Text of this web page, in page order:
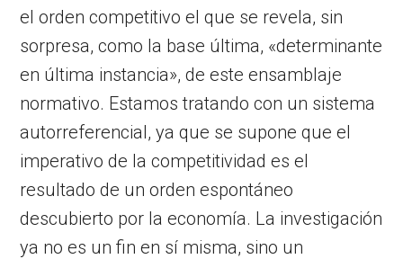
el orden competitivo el que se revela, sin
sorpresa, como la base última, «determinante
en última instancia», de este ensamblaje
normativo. Estamos tratando con un sistema
autorreferencial, ya que se supone que el
imperativo de la competitividad es el
resultado de un orden espontáneo
descubierto por la economía. La investigación
ya no es un fin en sí misma, sino un